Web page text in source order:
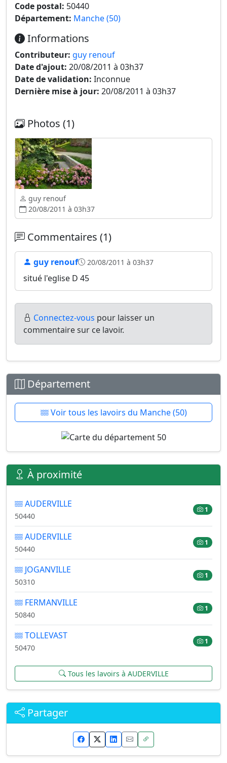
Code postal: 50440
Département: Manche (50)
Informations
Contributeur: guy renouf
Date d'ajout: 20/08/2011 à 03h37
Date de validation: Inconnue
Dernière mise à jour: 20/08/2011 à 03h37
Photos (1)
guy renouf
20/08/2011 à 03h37
Commentaires (1)
guy renouf 20/08/2011 à 03h37
situé l'eglise D 45
Connectez-vous pour laisser un
commentaire sur ce lavoir.
Département
Voir tous les lavoirs du Manche (50)
À proximité
AUDERVILLE
50440
1
AUDERVILLE
50440
1
JOGANVILLE
50310
1
FERMANVILLE
50840
1
TOLLEVAST
50470
1
Tous les lavoirs à AUDERVILLE
Partager